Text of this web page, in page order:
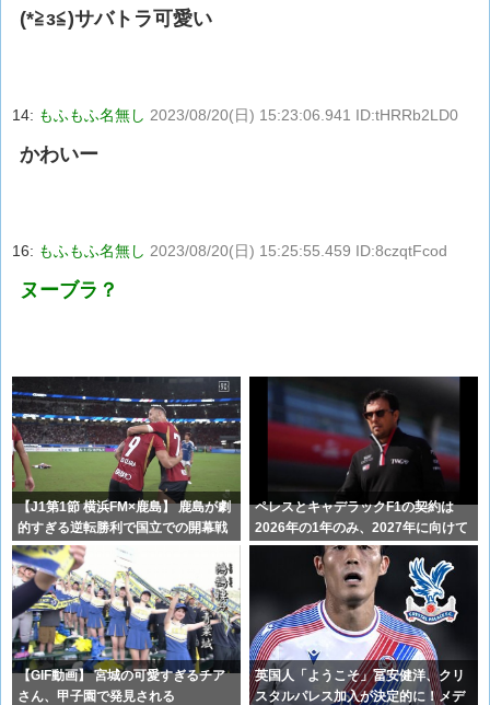
(*≧з≦)サバトラ可愛い
14: もふもふ名無し 2023/08/20(日) 15:23:06.941 ID:tHRRb2LD0
かわいー
16: もふもふ名無し 2023/08/20(日) 15:25:55.459 ID:8czqtFcod
ヌーブラ？
【J1第1節 横浜FM×鹿島】 鹿島が劇
的すぎる逆転勝利で国立での開幕戦
ペレスとキャデラックF1の契約は
2026年の1年のみ、2027年に向けて
【GIF動画】 宮城の可愛すぎるチア
さん、甲子園で発見される
英国人「ようこそ」冨安健洋、クリ
スタルパレス加入が決定的に！メデ